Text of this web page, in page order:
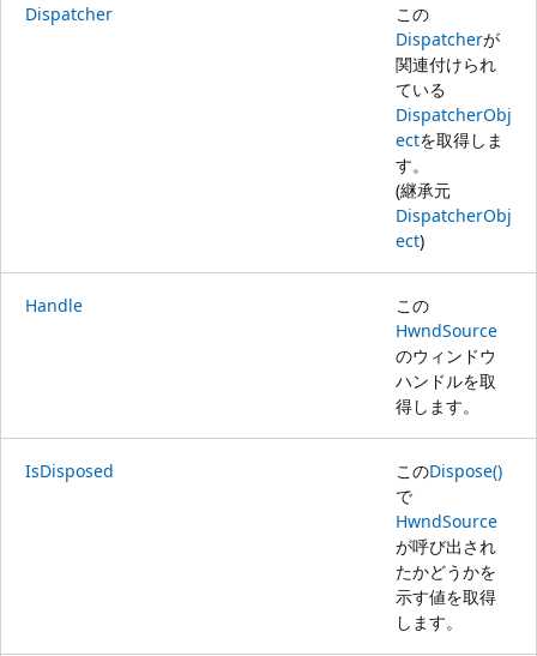
Dispatcher
この
Dispatcherが
関連付けられ
ている
DispatcherObj
ectを取得しま
す。
(継承元
DispatcherObj
ect)
Handle
この
HwndSource
のウィンドウ
ハンドルを取
得します。
IsDisposed このDispose()
で
HwndSource
が呼び出され
たかどうかを
示す値を取得
します。